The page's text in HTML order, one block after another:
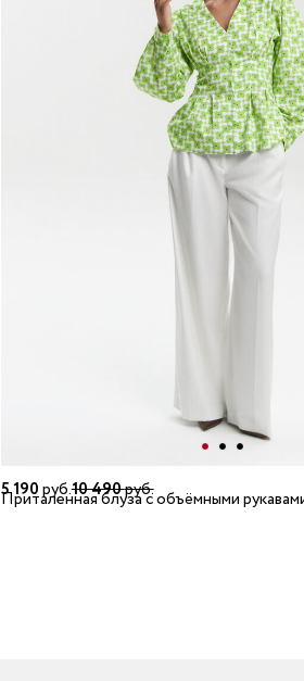
5 190руб.10 490руб.
Приталенная блуза с объёмными